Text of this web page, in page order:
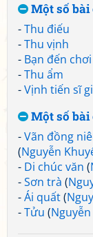
Một số
-Thu điếu
-Thu vịnh
- Bạn đến
-Thu ẩm
-Vịnh tiến sĩ
Một số
-Vãn đồng
(Nguyễn
- Di chúc văn (
-Sơn trà (
-Ái quất(
-Tửu (